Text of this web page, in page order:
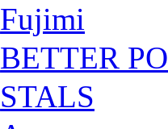
Fujimi
BETTER
STALS